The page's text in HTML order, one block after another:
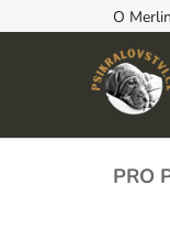
na
O
PRO